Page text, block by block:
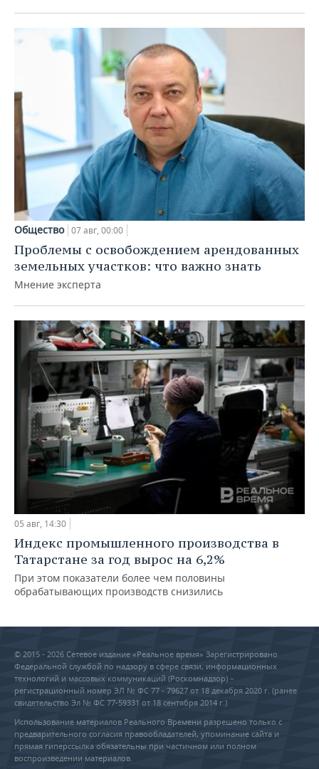
Общество 07 авг, 00:00
Проблемы с освобождением арендованных
земельных участков: что важно знать
Мнение эксперта
05 авг, 14:30
Индекс промышленного производства в
Татарстане за год вырос на 6,2%
При этом показатели более чем половины
обрабатывающих производств снизились
© 2015 - 2026 Сетевое издание «Реальное время» Зарегистрировано
Федеральной службой по надзору в сфере связи, информационных
технологий и массовых коммуникаций (Роскомнадзор) –
регистрационный номер ЭЛ № ФС 77 - 79627 от 18 декабря 2020 г. (ранее
свидетельство Эл № ФС 77-59331 от 18 сентября 2014 г.)
Использование материалов Реального Времени разрешено только с
предварительного согласия правообладателей, упоминание сайта и
прямая гиперссылка обязательны при частичном или полном
воспроизведении материалов.